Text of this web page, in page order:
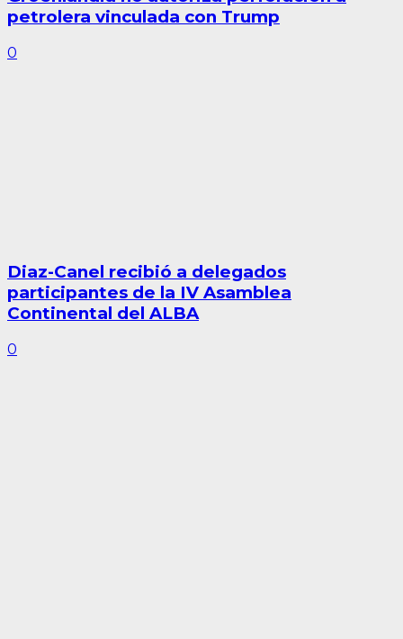
petrolera vinculada con Trump
0
Diaz-Canel recibió a delegados
participantes de la IV Asamblea
Continental del ALBA
0